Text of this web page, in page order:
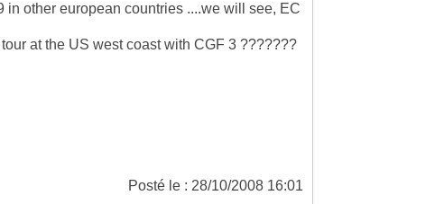
in other european countries ....we will see, EC
at the US west coast with CGF 3 ???????
Posté le : 28/10/2008 16:01